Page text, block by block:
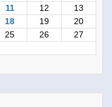
11 12
13
18 19
20
25 26
27